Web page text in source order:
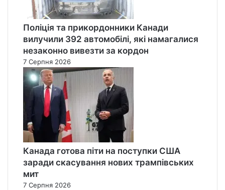
Поліція та прикордонники Канади
вилучили 392 автомобілі, які намагалися
незаконно вивезти за кордон
7 Серпня 2026
Канада готова піти на поступки США
заради скасування нових трампівських
мит
7 Серпня 2026